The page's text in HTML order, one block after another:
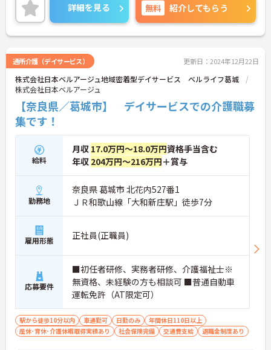
詳細を見る 無料 紹介してもらう
通所介護（デイサービス） 更新日：2024年12月22日
株式会社日本ベルアージュ地域密着型デイサービス ベルライフ葛城
株式会社日本ベルアージュ
【奈良県／葛城市】 デイサービスでの介護職募
集です！
給料
月収 17.0万円～18.0万円資格手当含む
年収 204万円～216万円＋賞与
勤務地
奈良県 葛城市 北花内527番1
ＪＲ和歌山線「大和新庄駅」徒歩7分
雇用形態 正社員(正職員)
応募要件
■初任者研修、実務者研修、介護福祉士※
無資格、未経験の方も相談可 ■普通自動車
運転免許（AT限定可）
駅から徒歩10分以内 車通勤可 日勤のみ
年間休日110日以上
産休･育休･介護休暇取得実績あり
社会保険完備 交通費支給 退職金制度あり